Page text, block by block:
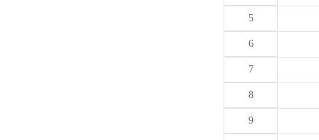
5
6
7
8
9